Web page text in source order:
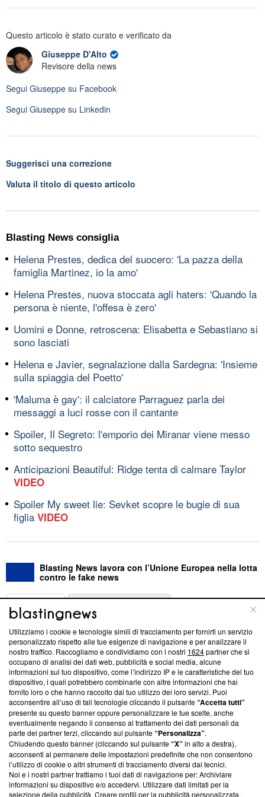
Questo articolo è stato curato e verificato da
Giuseppe D'Alto
Revisore della news
Segui Giuseppe su Facebook
Segui Giuseppe su Linkedin
Suggerisci una correzione
Valuta il titolo di questo articolo
Blasting News consiglia
Helena Prestes, dedica del suocero: 'La pazza della
famiglia Martinez, io la amo'
Helena Prestes, nuova stoccata agli haters: 'Quando la
persona è niente, l'offesa è zero'
Uomini e Donne, retroscena: Elisabetta e Sebastiano si
sono lasciati
Helena e Javier, segnalazione dalla Sardegna: 'Insieme
sulla spiaggia del Poetto'
'Maluma è gay': il calciatore Parraguez parla dei
messaggi a luci rosse con il cantante
Spoiler, Il Segreto: l'emporio dei Miranar viene messo
sotto sequestro
Anticipazioni Beautiful: Ridge tenta di calmare Taylor
VIDEO
Spoiler My sweet lie: Sevket scopre le bugie di sua
figlia VIDEO
Blasting News lavora con l’Unione Europea nella lotta
contro le fake news
ABOUT
Questa sezione offre informazioni trasparenti su Blasting
News, sui nostri processi editoriali e su come ci impegniamo a
creare news di qualità. Inoltre, afferma la nostra aderenza a
‘Trust Project - News with Integrity’Blasting News non è
ancora membro del programma, ma ha richiesto di farne
parte; Trust Project non ha ancora effettuato una verifica di
conformità agli standard.
Su di noi
Team editoriale
Corporate
Utilizziamo i cookie e tecnologie simili di tracciamento per fornirti un servizio
personalizzato rispetto alle tue esigenze di navigazione e per analizzare il
nostro traffico. Raccogliamo e condividiamo con i nostri 1624partner che si
occupano di analisi dei dati web, pubblicità e social media, alcune
informazioni sul tuo dispositivo, come l’indirizzo IP e le caratteristiche del tuo
dispositivo, i quali potrebbero combinarle con altre informazioni che hai
fornito loro o che hanno raccolto dal tuo utilizzo dei loro servizi. Puoi
acconsentire all’uso di tali tecnologie cliccando il pulsante“Accetta tutti”
presente su questo banner oppure personalizzare le tue scelte, anche
eventualmente negando il consenso al trattamento dei dati personali da
parte dei partner terzi, cliccando sul pulsante“Personalizza”.
Chiudendo questo banner (cliccando sul pulsante“X”in alto a destra),
acconsenti al permanere delle impostazioni predefinite che non consentono
l’utilizzo di cookie o altri strumenti di tracciamento diversi dai tecnici.
Noi e i nostri partner trattiamo i tuoi dati di navigazione per: Archiviare
informazioni su dispositivo e/o accedervi. Utilizzare dati limitati per la
selezione della pubblicità. Creare profili per la pubblicità personalizzata.